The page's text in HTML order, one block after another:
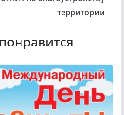
территории